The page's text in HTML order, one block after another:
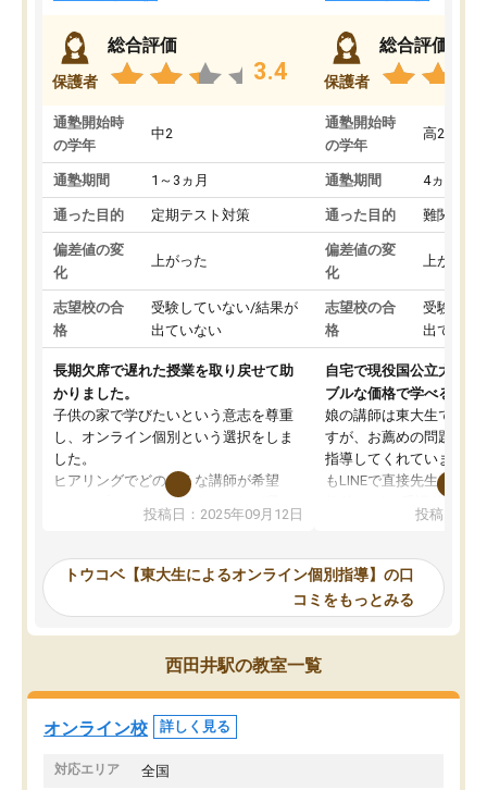
保護者
総合評価
3.4
通塾開始時
の学年
中2
通塾期間 1～3ヵ月
通った目的 定期テスト対策
偏差値の変
化
上がった
志望校の合
格
受験していない/結果が
出ていない
長期欠席で遅れた授業を取り戻せて助
かりました。
子供の家で学びたいという意志を尊重
し、オンライン個別という選択をしま
した。
ヒアリングでどのような講師が希望
か、オプションは付帯するかなど選ぶ
事が出来ました。
ーティングを行い、その講師で良いか
見てから講師を決定する事ができま
す。
うちの子は、初回面談の講師の方で決
オンラインツールを使用した単語帳の
共有があり宿題もそちらで出される形
でした。
投稿日：2025年09月12日
保護者
総合評価
通塾開始時
の学年
高2
通塾期間 4ヵ月～1
通った目的 難関私立
偏差値の変
化
上がった
志望校の合
格
受験して
出ていな
自宅で現役国公立大学生
ブルな価格で学べる
娘の講師は東大生では無
すが、お薦めの問題集や
指導してくれています。
もLINEで直接先生に質問
めれるので、個人に合
いなのがあり(有料)、受
ことをどんなスケジュー
くか相談したのですが、
ち期待したものではなく
くなってきたようなので
投稿日：
トウコベ【東大生によるオンライン個別指導】の口
コミをもっとみる
西田井駅の教室一覧
オンライン校 詳しく見る
対応エリア 全国